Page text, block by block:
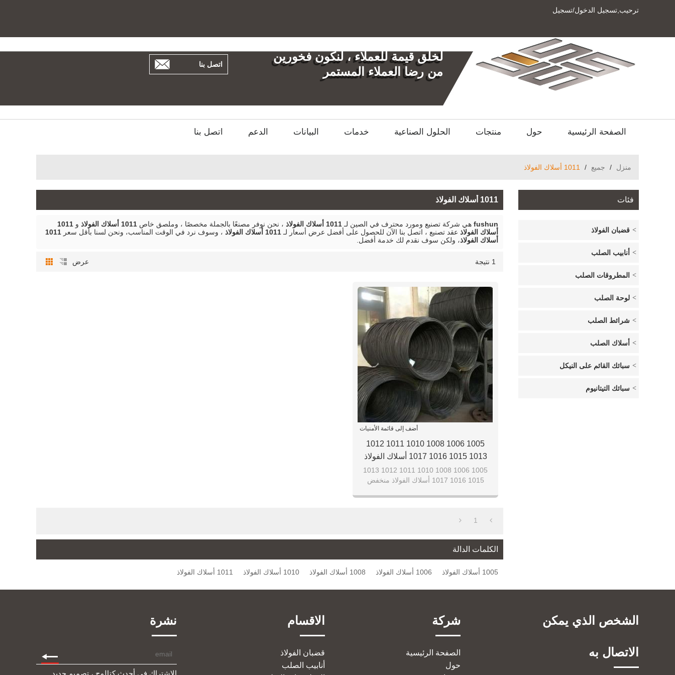
ترحيب, تسجيل الدخول/تسجيل
لخلق قيمة للعملاء ، لنكون فخورين
من رضا العملاء المستمر
اتصل بنا
الصفحة الرئيسية حول منتجات الحلول الصناعية خدمات البيانات الدعم اتصل بنا
منزل / جميع / 1011 أسلاك الفولاذ
فئات
قضبان الفولاذ
أنابيب الصلب
المطروقات الصلب
لوحة الصلب
شرائط الصلب
أسلاك الصلب
سبائك القائم على النيكل
سبائك التيتانيوم
1011 أسلاك الفولاذ
fushun هي شركة تصنيع ومورد محترف في الصين لـ 1011 أسلاك الفولاذ ، نحن نوفر مصنعًا بالجملة مخصصًا ، وملصق خاص 1011 أسلاك الفولاذ و 1011
أسلاك الفولاذ عقد تصنيع ، اتصل بنا الآن للحصول على أفضل عرض أسعار لـ 1011 أسلاك الفولاذ ، وسوف نرد في الوقت المناسب، ونحن لسنا بأقل سعر 1011
أسلاك الفولاذ، ولكن سوف نقدم لك خدمة أفضل.
1 نتيجة عرض
أضف إلى قائمة الأمنيات
1005 1006 1008 1010 1011 1012
1013 1015 1016 1017 أسلاك الفولاذ
منخفض الكربون
1005 1006 1008 1010 1011 1012 1013
1015 1016 1017 أسلاك الفولاذ منخفض
1
الكلمات الدالة
1005 أسلاك الفولاذ 1006 أسلاك الفولاذ 1008 أسلاك الفولاذ 1010 أسلاك الفولاذ 1011 أسلاك الفولاذ
الشخص الذي يمكن
الاتصال به
شركة
الصفحة الرئيسية
حول
الاقسام
قضبان الفولاذ
أنابيب الصلب
نشرة
الاشتراك في أحدث كتالوج ، تصميم جديد